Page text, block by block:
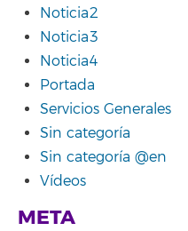
Noticia2
Noticia3
Noticia4
Portada
Servicios Generales
Sin categoría
Sin categoría @en
Vídeos
META